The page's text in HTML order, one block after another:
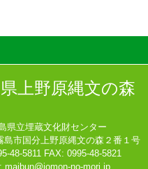
上野原縄文の森
県立埋蔵文化財センター
島市国分上野原縄文の森２番１号
48-5811 FAX: 0995-48-5821
maibun@jomon-no-mori.jp